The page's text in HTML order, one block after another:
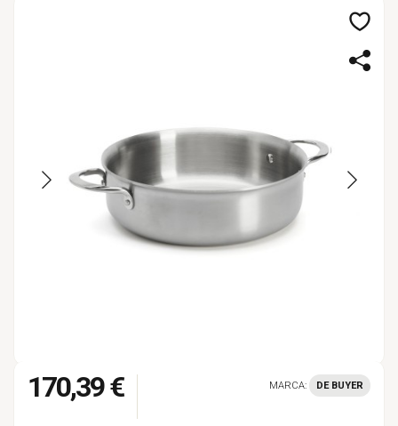
170,39 € MARCA: DE BUYER